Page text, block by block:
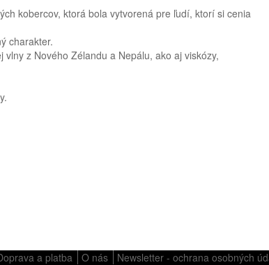
kobercov, ktorá bola vytvorená pre ľudí, ktorí si cenia
charakter.
z Nového Zélandu a Nepálu, ako aj viskózy,
a platba O nás Newsletter - ochrana osobných